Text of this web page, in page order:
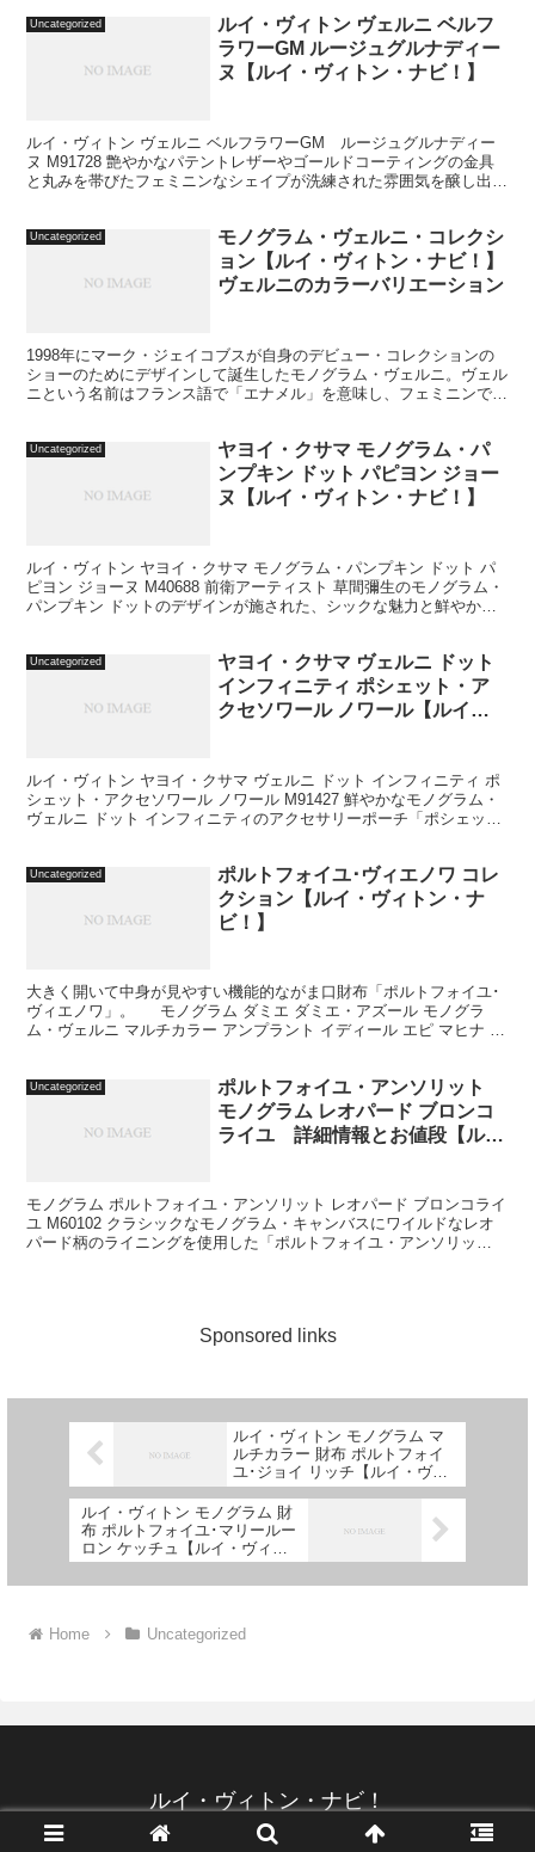
Uncategorized
ルイ・ヴィトン ヴェルニ ベルフ
ラワーGM ルージュグルナディー
ヌ【ルイ・ヴィトン・ナビ！】
ルイ・ヴィトン ヴェルニ ベルフラワーGM ルージュグルナディー
ヌ M91728 艶やかなパテントレザーやゴールドコーティングの金具
と丸みを帯びたフェミニンなシェイプが洗練された雰囲気を醸し出す
Uncategorized
モノグラム・ヴェルニ・コレクシ
ョン【ルイ・ヴィトン・ナビ！】
ヴェルニのカラーバリエーション
1998年にマーク・ジェイコブスが自身のデビュー・コレクションの
ショーのためにデザインして誕生したモノグラム・ヴェルニ。ヴェル
ニという名前はフランス語で「エナメル」を意味し、フェミニンで個
Uncategorized
ヤヨイ・クサマ モノグラム・パ
ンプキン ドット パピヨン ジョー
ヌ【ルイ・ヴィトン・ナビ！】
ルイ・ヴィトン ヤヨイ・クサマ モノグラム・パンプキン ドット パ
ピヨン ジョーヌ M40688 前衛アーティスト 草間彌生のモノグラム・
パンプキン ドットのデザインが施された、シックな魅力と鮮やかな
Uncategorized
ヤヨイ・クサマ ヴェルニ ドット
インフィニティ ポシェット・ア
クセソワール ノワール【ルイ・
ルイ・ヴィトン ヤヨイ・クサマ ヴェルニ ドット インフィニティ ポ
シェット・アクセソワール ノワール M91427 鮮やかなモノグラム・
ヴェルニ ドット インフィニティのアクセサリーポーチ「ポシェッ
Uncategorized
ポルトフォイユ･ヴィエノワ コレ
クション【ルイ・ヴィトン・ナ
ビ！】
大きく開いて中身が見やすい機能的ながま口財布「ポルトフォイユ･
ヴィエノワ」。 モノグラム ダミエ ダミエ・アズール モノグラ
ム・ヴェルニ マルチカラー アンプラント イディール エピ マヒナ メ
Uncategorized
ポルトフォイユ・アンソリット
モノグラム レオパード ブロンコ
ライユ 詳細情報とお値段【ル
モノグラム ポルトフォイユ・アンソリット レオパード ブロンコライ
ユ M60102 クラシックなモノグラム・キャンバスにワイルドなレオ
パード柄のライニングを使用した「ポルトフォイユ・アンソリッ
Sponsored links
ルイ・ヴィトン モノグラム マ
ルチカラー 財布 ポルトフォイ
ユ･ジョイ リッチ【ルイ・ヴィ
トン・ナビ！】
ルイ・ヴィトン モノグラム 財
布 ポルトフォイユ･マリールー
ロン ケッチュ【ルイ・ヴィト
ン・ナビ！】
Home Uncategorized
ルイ・ヴィトン・ナビ！
ルイ・ヴィトン・ナビ！2026